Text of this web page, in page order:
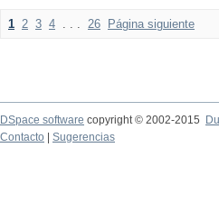
1 2 3 4 . . . 26 Página siguiente
DSpace software copyright © 2002-2015
Contacto
Sugerencias